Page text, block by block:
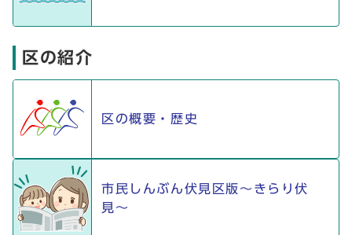
区の紹介
区の概要・歴史
市民しんぶん伏見区版〜きらり伏
見〜